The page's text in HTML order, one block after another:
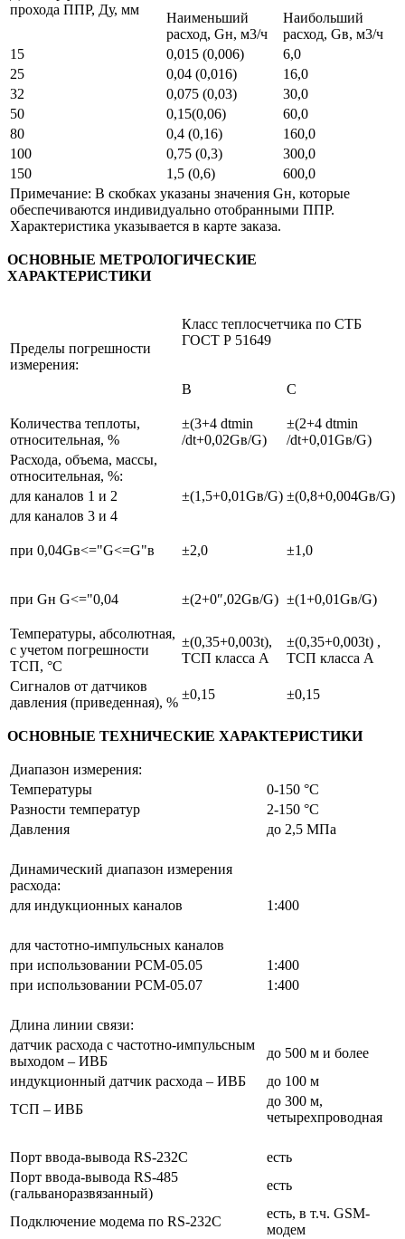
прохода ППР, Ду, мм
Наименьший
расход, Gн, м3/ч
Наибольший
расход, Gв, м3/ч
15
0,015 (0,006)
6,0
25
0,04 (0,016)
16,0
32
0,075 (0,03)
30,0
50
0,15(0,06)
60,0
80
0,4 (0,16)
160,0
100
0,75 (0,3)
300,0
150
1,5 (0,6)
600,0
Примечание: В скобках указаны значения Gн, которые
обеспечиваются индивидуально отобранными ППР.
Характеристика указывается в карте заказа.
ОСНОВНЫЕ МЕТРОЛОГИЧЕСКИЕ
ХАРАКТЕРИСТИКИ
Пределы погрешности
измерения:
Класс теплосчетчика по СТБ
ГОСТ Р 51649
В С
Количества теплоты,
относительная, %
±(3+4 dtmin
/dt+0,02Gв/G)
±(2+4 dtmin
/dt+0,01Gв/G)
Расхода, объема, массы,
относительная, %:
для каналов 1 и 2
±(1,5+0,01Gв/G) ±(0,8+0,004Gв/G)
для каналов 3 и 4
при 0,04Gв<="G<=G"в ±2,0 ±1,0
при Gн G<="0,04 ±(2+0″,02Gв/G) ±(1+0,01Gв/G)
Температуры, абсолютная,
с учетом погрешности
ТСП, °С
±(0,35+0,003t),
ТСП класса А
±(0,35+0,003t) ,
ТСП класса А
Сигналов от датчиков
давления (приведенная), %
±0,15 ±0,15
ОСНОВНЫЕ ТЕХНИЧЕСКИЕ ХАРАКТЕРИСТИКИ
Диапазон измерения:
Температуры
0-150 °С
Разности температур
2-150 °С
Давления
до 2,5 МПа
Динамический диапазон измерения
расхода:
для индукционных каналов
1:400
для частотно-импульсных каналов
при использовании РСМ-05.05
1:400
при использовании РСМ-05.07
1:400
Длина линии связи:
датчик расхода c частотно-импульсным
выходом – ИВБ
до 500 м и более
индукционный датчик расхода – ИВБ
до 100 м
ТСП – ИВБ
до 300 м,
четырехпроводная
Порт ввода-вывода RS-232С
есть
Порт ввода-вывода RS-485
(гальваноразвязанный)
есть
Подключение модема по RS-232С
есть, в т.ч. GSM-
модем